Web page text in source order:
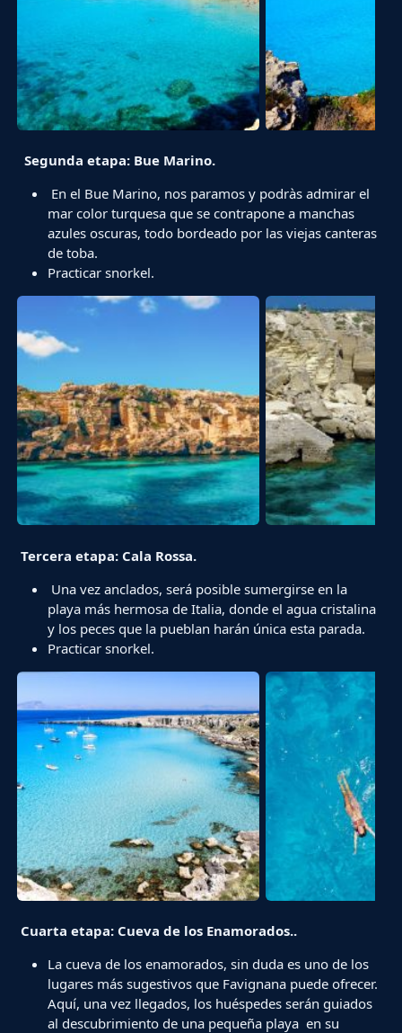
Segunda etapa: Bue Marino.
En el Bue Marino, nos paramos y podràs admirar el
mar color turquesa que se contrapone a manchas
azules oscuras, todo bordeado por las viejas canteras
de toba.
Practicar snorkel.
Tercera etapa: Cala Rossa.
Una vez anclados, será posible sumergirse en la
playa más hermosa de Italia, donde el agua cristalina
y los peces que la pueblan harán única esta parada.
Practicar snorkel.
Cuarta etapa: Cueva de los Enamorados..
La cueva de los enamorados, sin duda es uno de los
lugares más sugestivos que Favignana puede ofrecer.
Aquí, una vez llegados, los huéspedes serán guiados
al descubrimiento de una pequeña playa en su